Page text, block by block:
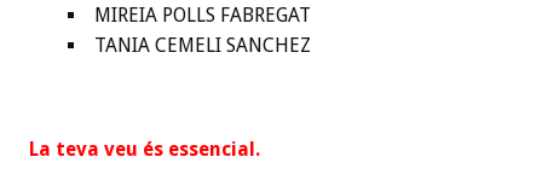
MIREIA POLLS FABREGAT
TANIA CEMELI SANCHEZ
La teva veu és essencial.